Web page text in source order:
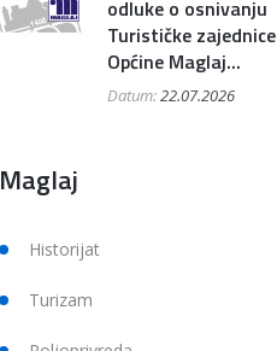
odluke o osnivanju
Turističke zajednice
Općine Maglaj...
Datum:22.07.2026
Maglaj
Historijat
Turizam